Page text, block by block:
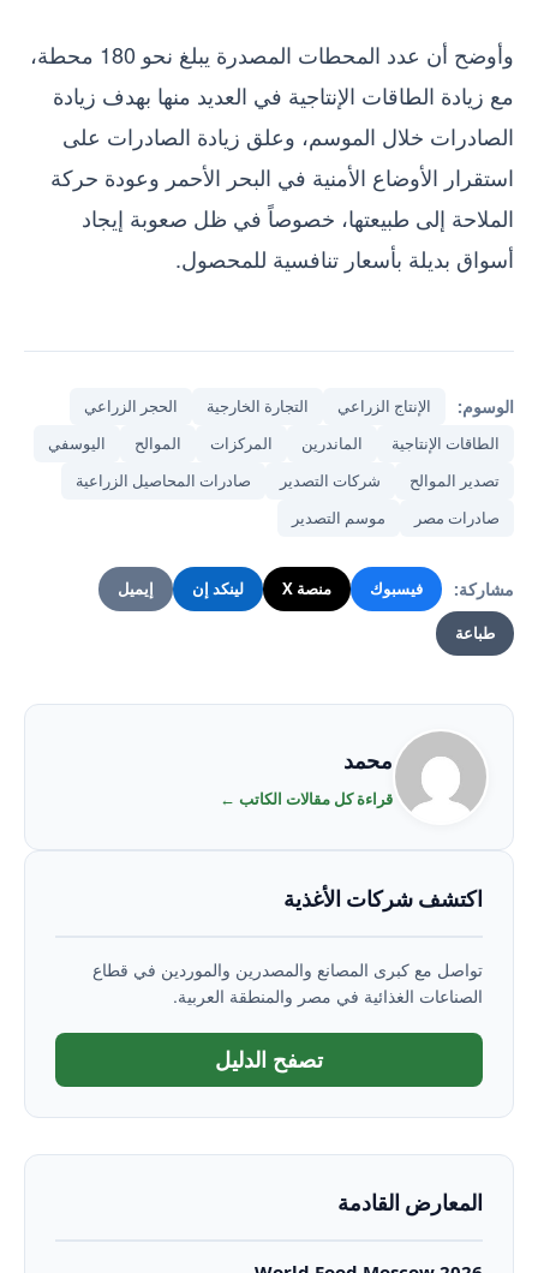
وأوضح أن عدد المحطات المصدرة يبلغ نحو 180 محطة،
مع زيادة الطاقات الإنتاجية في العديد منها بهدف زيادة
الصادرات خلال الموسم، وعلق زيادة الصادرات على
استقرار الأوضاع الأمنية في البحر الأحمر وعودة حركة
الملاحة إلى طبيعتها، خصوصاً في ظل صعوبة إيجاد
أسواق بديلة بأسعار تنافسية للمحصول.
الوسوم: الإنتاج الزراعي التجارة الخارجية
الحجر الزراعي
الطاقات الإنتاجية
الماندرين المركزات الموالح
اليوسفي
تصدير الموالح
شركات التصدير
صادرات المحاصيل الزراعية
صادرات مصر
موسم التصدير
مشاركة: فيسبوك منصة X لينكد إن إيميل
طباعة
محمد
قراءة كل مقالات الكاتب ←
اكتشف شركات الأغذية
تواصل مع كبرى المصانع والمصدرين والموردين في قطاع
الصناعات الغذائية في مصر والمنطقة العربية.
تصفح الدليل
المعارض القادمة